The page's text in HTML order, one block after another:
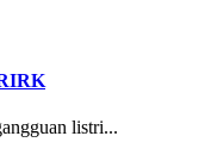
listri...